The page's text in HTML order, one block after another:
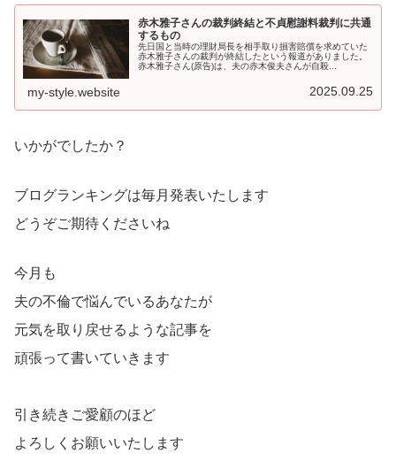
赤木雅子さんの裁判終結と不貞慰謝料裁判に共通
するもの
先日国と当時の理財局長を相手取り損害賠償を求めていた
赤木雅子さんの裁判が終結したという報道がありました。
赤木雅子さん(原告)は、夫の赤木俊夫さんが自殺...
my-style.website 2025.09.25
いかがでしたか？
ブログランキングは毎月発表いたします
どうぞご期待くださいね
今月も
夫の不倫で悩んでいるあなたが
元気を取り戻せるような記事を
頑張って書いていきます
引き続きご愛顧のほど
よろしくお願いいたします